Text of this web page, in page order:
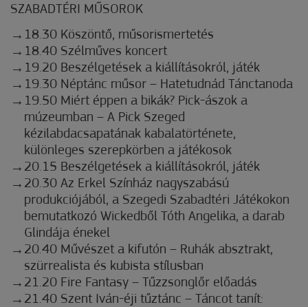
SZABADTÉRI MŰSOROK
18.30 Köszöntő, műsorismertetés
18.40 Szélműves koncert
19.20 Beszélgetések a kiállításokról, játék
19.30 Néptánc műsor – Hatetudnád Tánctanoda
19.50 Miért éppen a bikák? Pick-ászok a
múzeumban – A Pick Szeged
kézilabdacsapatának kabalatörténete,
különleges szerepkörben a játékosok
20.15 Beszélgetések a kiállításokról, játék
20.30 Az Erkel Színház nagyszabású
produkciójából, a Szegedi Szabadtéri Játékokon
bemutatkozó Wickedből Tóth Angelika, a darab
Glindája énekel
20.40 Művészet a kifutón – Ruhák absztrakt,
szürrealista és kubista stílusban
21.20 Fire Fantasy – Tűzzsonglőr előadás
21.40 Szent Iván-éji tűztánc – Táncot tanít: